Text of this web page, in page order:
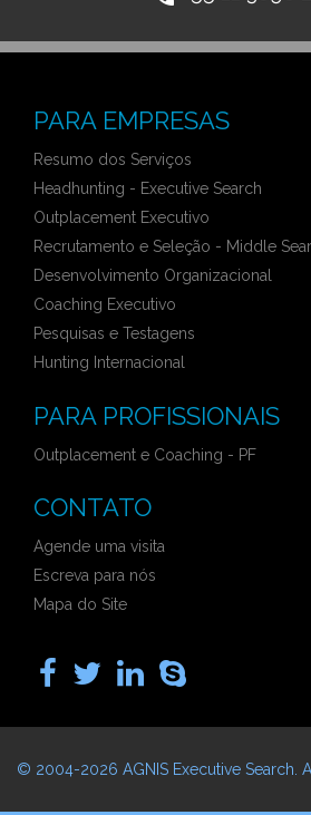
PARA EMPRESAS
Resumo dos Serviços
Headhunting - Executive Search
Outplacement Executivo
Recrutamento e Seleção - Middle
Desenvolvimento Organizacional
Coaching Executivo
Pesquisas e Testagens
Hunting Internacional
PARA PROFISSIONAIS
Outplacement e Coaching - PF
CONTATO
Agende uma visita
Escreva para nós
Mapa do Site
© 2004-2026 AGNIS Executive Search .